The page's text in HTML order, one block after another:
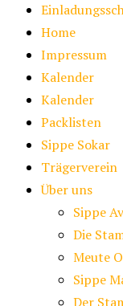
Home
Impressum
Kalender
Kalender
Packlisten
Sippe Sokar
Trägerverein
Über uns
Sippe
Die
Meute
Sippe
Der